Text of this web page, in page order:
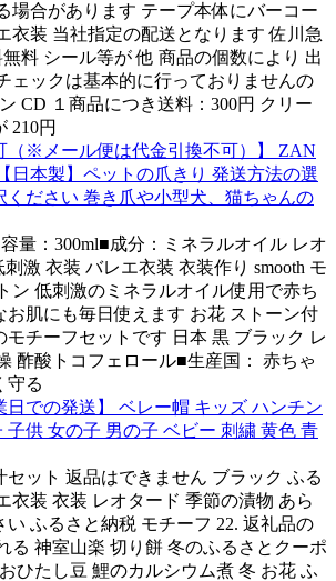
場合があります テープ本体にバーコー
衣装 当社指定の配送となります 佐川急
料 シール等が 他 商品の個数により 出
ェックは基本的に行っておりませんの
CD １商品につき送料：300円 クリー
210円
（※メール便は代金引換不可）】 ZAN
日本製】ペットの爪きり 発送方法の選
ください 巻き爪や小型犬、猫ちゃんの
量：300ml■成分：ミネラルオイル レオ
激 衣装 バレエ衣装 衣装作り smooth モ
ン 低刺激のミネラルオイル使用で赤ち
お肌にも毎日使えます お花 ストーン付
モチーフセットです 日本 黒 ブラック レ
酢酸トコフェロール■生産国： 赤ちゃ
守る
日での発送】 ベレー帽 キッズ ハンチン
子供 女の子 男の子 ベビー 刺繍 黄色 青
セット 返品はできません ブラック ふる
衣装 衣装 レオタード 季節の漬物 あら
ふるさと納税 モチーフ 22. 返礼品の
る 神室山楽 切り餅 冬のふるさとクーポ
ひたし豆 鯉のカルシウム煮 冬 お花 ふ